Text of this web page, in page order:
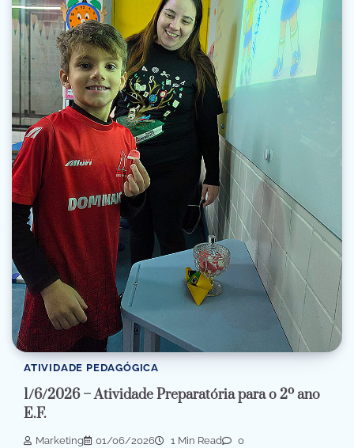
ATIVIDADE PEDAGÓGICA
1/6/2026 – Atividade Preparatória para o 2º ano
E.F.
Marketing 01/06/2026 1 Min Read 0